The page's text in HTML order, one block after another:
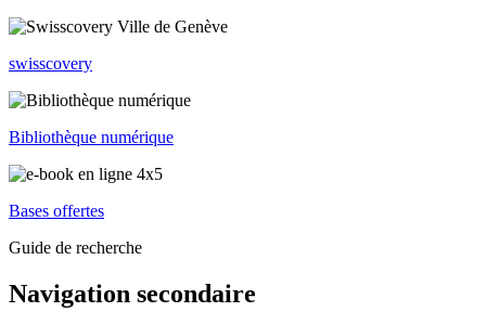
swisscovery
Bibliothèque numérique
Bases offertes
Guide de recherche
Navigation secondaire